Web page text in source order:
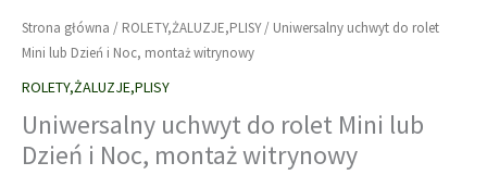
Strona główna / ROLETY,ŻALUZJE,PLISY/ Uniwersalny uchwyt do rolet
Mini lub Dzień i Noc, montaż witrynowy
ROLETY,ŻALUZJE,PLISY
Uniwersalny uchwyt do rolet Mini lub
Dzień i Noc, montaż witrynowy